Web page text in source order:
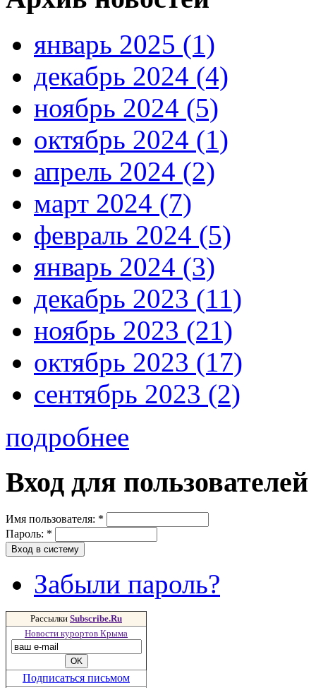
январь 2025 (1)
декабрь 2024 (4)
ноябрь 2024 (5)
октябрь 2024 (1)
апрель 2024 (2)
март 2024 (7)
февраль 2024 (5)
январь 2024 (3)
декабрь 2023 (11)
ноябрь 2023 (21)
октябрь 2023 (17)
сентябрь 2023 (2)
подробнее
Вход для пользователей
Имя пользователя: *
Пароль: *
Забыли пароль?
Рассылки Subscribe.Ru
Новости курортов Крыма
Подписаться письмом